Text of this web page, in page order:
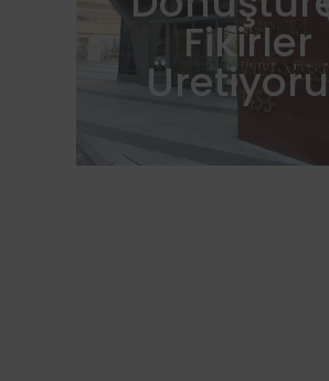
Fikirler